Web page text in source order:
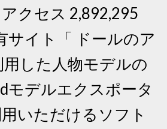
クセス 2,892,295
サイト「 ドールのア
用した人物モデルの
モデルエクスポータ
いただけるソフト